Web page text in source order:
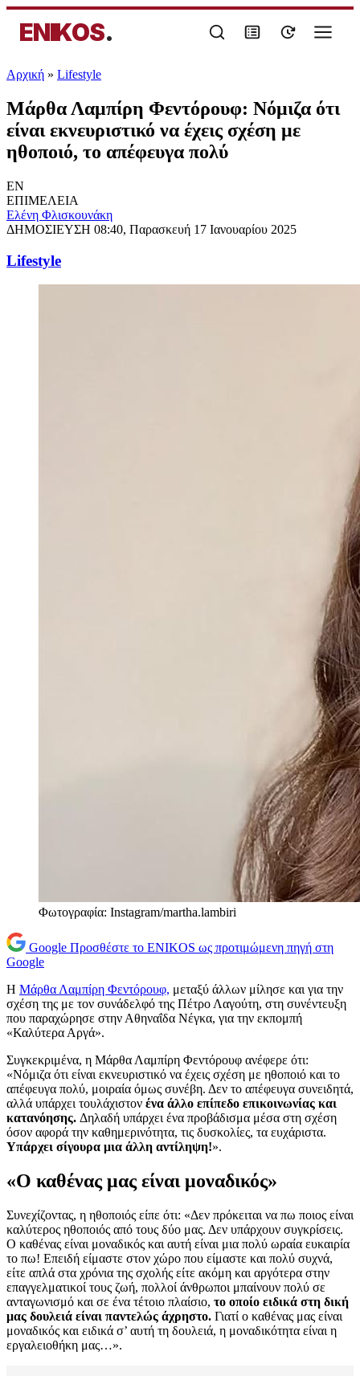
ENIKOS.
Αρχική » Lifestyle
Μάρθα Λαμπίρη Φεντόρουφ: Νόμιζα ότι
είναι εκνευριστικό να έχεις σχέση με
ηθοποιό, το απέφευγα πολύ
EN
ΕΠΙΜΕΛΕΙΑ
Ελένη Φλισκουνάκη
ΔΗΜΟΣΙΕΥΣΗ 08:40, Παρασκευή 17 Ιανουαρίου 2025
Lifestyle
Φωτογραφία: Instagram/martha.lambiri
Google Προσθέστε το ENIKOS ως προτιμώμενη πηγή στη
Google
Η Μάρθα Λαμπίρη Φεντόρουφ, μεταξύ άλλων μίλησε και για την
σχέση της με τον συνάδελφό της Πέτρο Λαγούτη, στη συνέντευξη
που παραχώρησε στην Αθηναΐδα Νέγκα, για την εκπομπή
«Καλύτερα Αργά».
Συγκεκριμένα, η Μάρθα Λαμπίρη Φεντόρουφ ανέφερε ότι:
«Νόμιζα ότι είναι εκνευριστικό να έχεις σχέση με ηθοποιό και το
απέφευγα πολύ, μοιραία όμως συνέβη. Δεν το απέφευγα συνειδητά,
αλλά υπάρχει τουλάχιστον ένα άλλο επίπεδο επικοινωνίας και
κατανόησης. Δηλαδή υπάρχει ένα προβάδισμα μέσα στη σχέση
όσον αφορά την καθημερινότητα, τις δυσκολίες, τα ευχάριστα.
Υπάρχει σίγουρα μια άλλη αντίληψη!».
«Ο καθένας μας είναι μοναδικός»
Συνεχίζοντας, η ηθοποιός είπε ότι: «Δεν πρόκειται να πω ποιος είναι
καλύτερος ηθοποιός από τους δύο μας. Δεν υπάρχουν συγκρίσεις.
Ο καθένας είναι μοναδικός και αυτή είναι μια πολύ ωραία ευκαιρία
το πω! Επειδή είμαστε στον χώρο που είμαστε και πολύ συχνά,
είτε απλά στα χρόνια της σχολής είτε ακόμη και αργότερα στην
επαγγελματικοί τους ζωή, πολλοί άνθρωποι μπαίνουν πολύ σε
ανταγωνισμό και σε ένα τέτοιο πλαίσιο, το οποίο ειδικά στη δική
μας δουλειά είναι παντελώς άχρηστο. Γιατί ο καθένας μας είναι
μοναδικός και ειδικά σ’ αυτή τη δουλειά, η μοναδικότητα είναι η
εργαλειοθήκη μας…».